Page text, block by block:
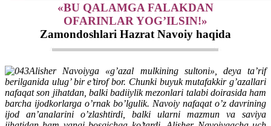
«BU QALAMGA FALAKDAN
OFARINLAR YOG’ILSIN!»
Zamondoshlari Hazrat Navoiy haqida
Alisher Navoiyga «g’azal mulkining sultoni», deya ta’rif
berilganida ulug’ bir e’tirof bor. Chunki buyuk mutafakkir g’azallari
nafaqat son jihatdan, balki badiiylik mezonlari talabi doirasida ham
barcha ijodkorlarga o’rnak bo’lgulik. Navoiy nafaqat o’z davrining
ijod an’analarini o’zlashtirdi, balki ularni mazmun va saviya